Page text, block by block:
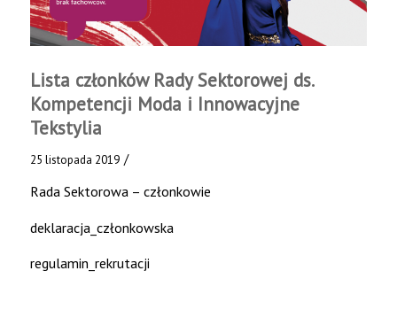
Lista członków Rady Sektorowej ds.
Kompetencji Moda i Innowacyjne
Tekstylia
25 listopada 2019 /
Rada Sektorowa – członkowie
deklaracja_członkowska
regulamin_rekrutacji